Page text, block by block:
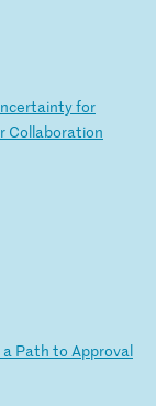
ncertaintyfor
r Collaboration
a Path to Approval